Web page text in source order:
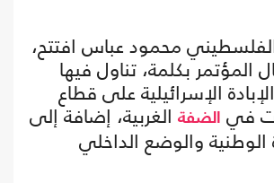
محمود عباس افتتح،
المؤتمر بكلمة، تناول فيها
الإسرائيلية على قطاع
في الضفة الغربية، إضافة إلى
والوضع الداخلي